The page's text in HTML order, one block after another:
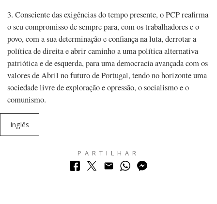
3. Consciente das exigências do tempo presente, o PCP reafirma
o seu compromisso de sempre para, com os trabalhadores e o
povo, com a sua determinação e confiança na luta, derrotar a
política de direita e abrir caminho a uma política alternativa
patriótica e de esquerda, para uma democracia avançada com os
valores de Abril no futuro de Portugal, tendo no horizonte uma
sociedade livre de exploração e opressão, o socialismo e o
comunismo.
Inglês
PARTILHAR